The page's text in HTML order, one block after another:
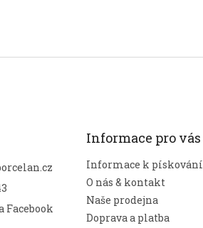
Facebook
Informace pro vás
Informace k pískování
O nás & kontakt
Naše prodejna
Doprava a platba